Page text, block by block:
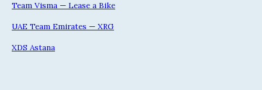
Team Visma — Lease a Bike
UAE Team Emirates — XRG
XDS Astana